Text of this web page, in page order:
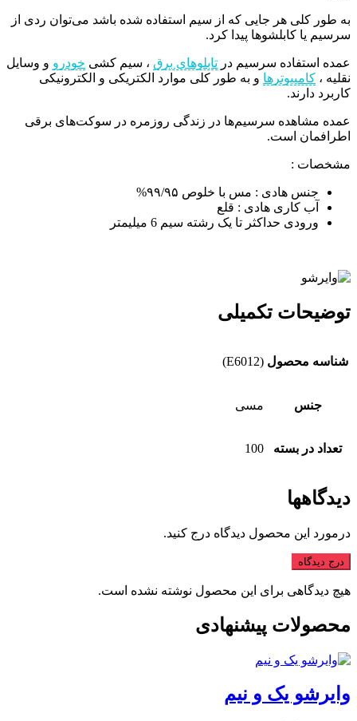
به طور کلی هر جایی که از سیم استفاده شده باشد می‌توان ردی از
سرسیم یا کابلشوها پیدا کرد.
عمده استفاده سرسیم در تابلوهای برق ، سیم کشی خودرو و وسایل
نقلیه ، کامپیوترها و به طور کلی موارد الکتریکی و الکترونیکی
کاربرد دارند.
عمده مشاهده سرسیم‌ها در زندگی روزمره در سوکت‌های برقی
اطرافمان است.
مشخصات :
جنس هادی : مس با خلوص ۹۹/۹۵%
آب کاری هادی : قلع
ورودی حداکثر تا یک رشته سیم 6 میلیمتر
توضیحات تکمیلی
شناسه محصول (E6012)
جنس مسی
تعداد در بسته 100
دیدگاهها
درمورد این محصول دیدگاه درج کنید.
درج دیدگاه
هیچ دیدگاهی برای این محصول نوشته نشده است.
محصولات پیشنهادی
وایرشو یک و نیم